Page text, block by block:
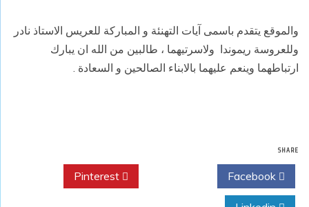
والموقع يتقدم باسمى آيات التهنئة و المباركة للعريس الاستاذ نادر
وللعروسة ريموندا ولاسرتيهما ، طالبين من الله ان يبارك
ارتباطهما وينعم عليهما بالابناء الصالحين و السعادة .
SHARE